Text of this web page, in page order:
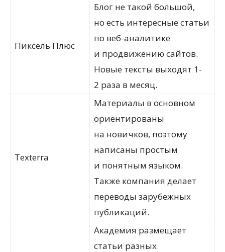
Пиксель Плюс
Блог не такой большой,
но есть интересные статьи
по веб-аналитике
и продвижению сайтов.
Новые тексты выходят 1-
2 раза в месяц.
Texterra
Материалы в основном
ориентированы
на новичков, поэтому
написаны простым
и понятным языком.
Также компания делает
переводы зарубежных
публикаций.
Академия размещает
статьи разных